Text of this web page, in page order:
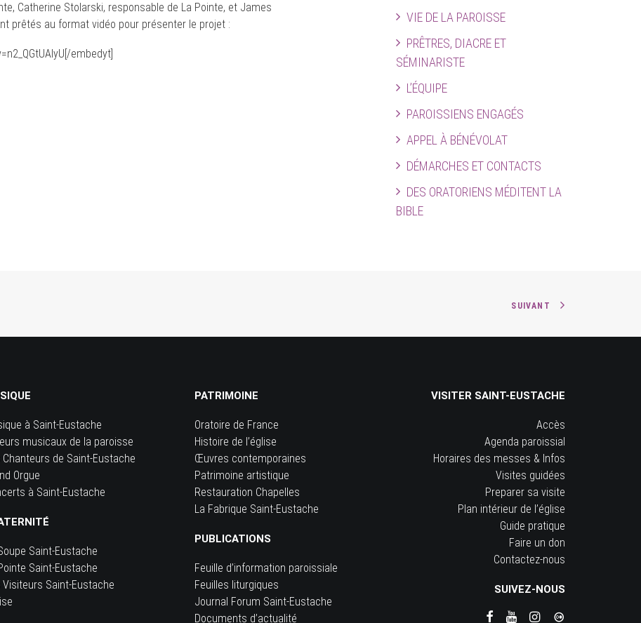
Catherine Stolarski, responsable de La Pointe, et James
prêtés au format vidéo pour présenter le projet :
embedyt]
VIE DE LA PAROISSE
PRÊTRES, DIACRE ET
SÉMINARISTE
L’ÉQUIPE
PAROISSIENS ENGAGÉS
APPEL À BÉNÉVOLAT
DÉMARCHES ET CONTACTS
DES ORATORIENS MÉDITENT LA
BIBLE
SUIVANT
à Saint-Eustache
musicaux de la paroisse
Chanteurs de Saint-Eustache
Orgue
à Saint-Eustache
Saint-Eustache
Saint-Eustache
Visiteurs Saint-Eustache
PATRIMOINE
Oratoire de France
Histoire de l’église
Œuvres contemporaines
Patrimoine artistique
Restauration Chapelles
La Fabrique Saint-Eustache
PUBLICATIONS
Feuille d’information paroissiale
Feuilles liturgiques
Journal Forum Saint-Eustache
Documents d’actualité
VISITER SAINT-EUSTACHE
Accès
Agenda paroissial
Horaires des messes & Infos
Visites guidées
Preparer sa visite
Plan intérieur de l’église
Guide pratique
Faire un don
Contactez-nous
SUIVEZ-NOUS